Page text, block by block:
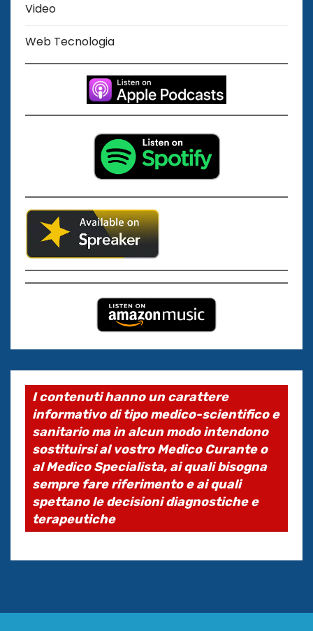
Video
Web Tecnologia
I contenuti hanno un carattere
informativo di tipo medico-scientifico e
sanitario ma in alcun modo intendono
sostituirsi al vostro Medico Curante o
al Medico Specialista, ai quali bisogna
sempre fare riferimento e ai quali
spettano le decisioni diagnostiche e
terapeutiche